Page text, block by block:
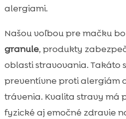
alergiami.
Našou voľbou pre mačku
granule, produkty
oblasti stravovania. Takáto
preventívne proti alergiám
trávenia. Kvalita stravy má
fyzické aj emočné zdravie